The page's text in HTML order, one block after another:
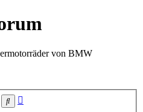
von BMW
Suche